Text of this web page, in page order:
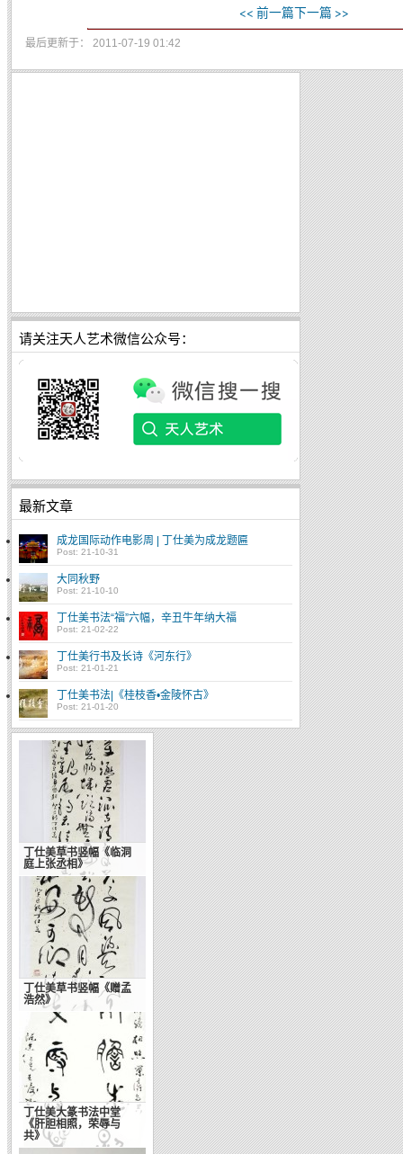
<< 前一篇下一篇 >>
最后更新于： 2011-07-19 01:42
请关注天人艺术微信公众号：
最新文章
成龙国际动作电影周 | 丁仕美为成龙题匾
Post: 21-10-31
大同秋野
Post: 21-10-10
丁仕美书法“福”六幅，辛丑牛年纳大福
Post: 21-02-22
丁仕美行书及长诗《河东行》
Post: 21-01-21
丁仕美书法|《桂枝香•金陵怀古》
Post: 21-01-20
丁仕美草书竖幅《临洞
庭上张丞相》
丁仕美草书竖幅《赠孟
浩然》
丁仕美大篆书法中堂
《肝胆相照，荣辱与
共》